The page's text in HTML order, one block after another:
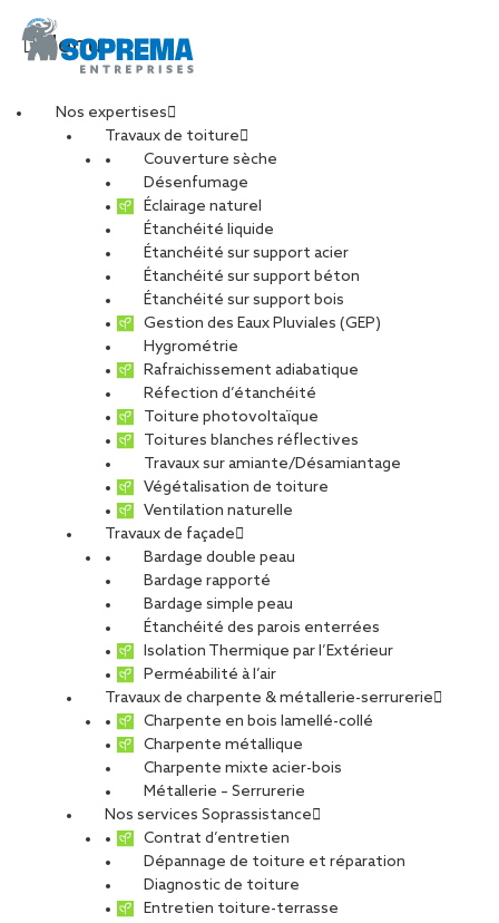
Menu
Nos expertises
Travaux de toiture
Couverture sèche
Désenfumage
Éclairage naturel
Étanchéité liquide
Étanchéité sur support acier
Étanchéité sur support béton
Étanchéité sur support bois
Gestion des Eaux Pluviales (GEP)
Hygrométrie
Rafraichissement adiabatique
Réfection d’étanchéité
Toiture photovoltaïque
Toitures blanches réflectives
Travaux sur amiante/Désamiantage
Végétalisation de toiture
Ventilation naturelle
Travaux de façade
Bardage double peau
Bardage rapporté
Bardage simple peau
Étanchéité des parois enterrées
Isolation Thermique par l’Extérieur
Perméabilité à l’air
Travaux de charpente & métallerie-serrurerie
Charpente en bois lamellé-collé
Charpente métallique
Charpente mixte acier-bois
Métallerie – Serrurerie
Nos services Soprassistance
Contrat d’entretien
Dépannage de toiture et réparation
Diagnostic de toiture
Entretien toiture-terrasse
_ALX0651-min
PARTAGER
09 décembre 2022